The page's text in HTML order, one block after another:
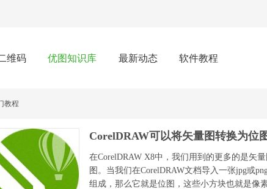
维码 优图知识库 最新动态 软件教程
教程
CorelDRAW可以将矢量图转换为位
在CorelDRAW X8中，我们用到的更多的是矢
图。当我们在CorelDRAW文档导入一张jpg或
组成，那么它就是位图，这些小方块也就是像素